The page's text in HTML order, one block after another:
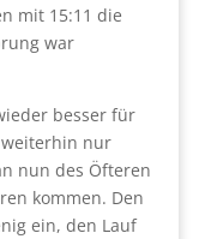
mit 15:11 die
war
besser für
weiterhin nur
nun des Öfteren
kommen. Den
ein, den Lauf